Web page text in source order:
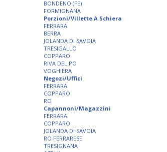
BONDENO (FE)
FORMIGNANA
Porzioni/Villette A Schiera
FERRARA
BERRA
JOLANDA DI SAVOIA
TRESIGALLO
COPPARO
RIVA DEL PO
VOGHIERA
Negozi/Uffici
FERRARA
COPPARO
RO
Capannoni/Magazzini
FERRARA
COPPARO
JOLANDA DI SAVOIA
RO FERRARESE
TRESIGNANA